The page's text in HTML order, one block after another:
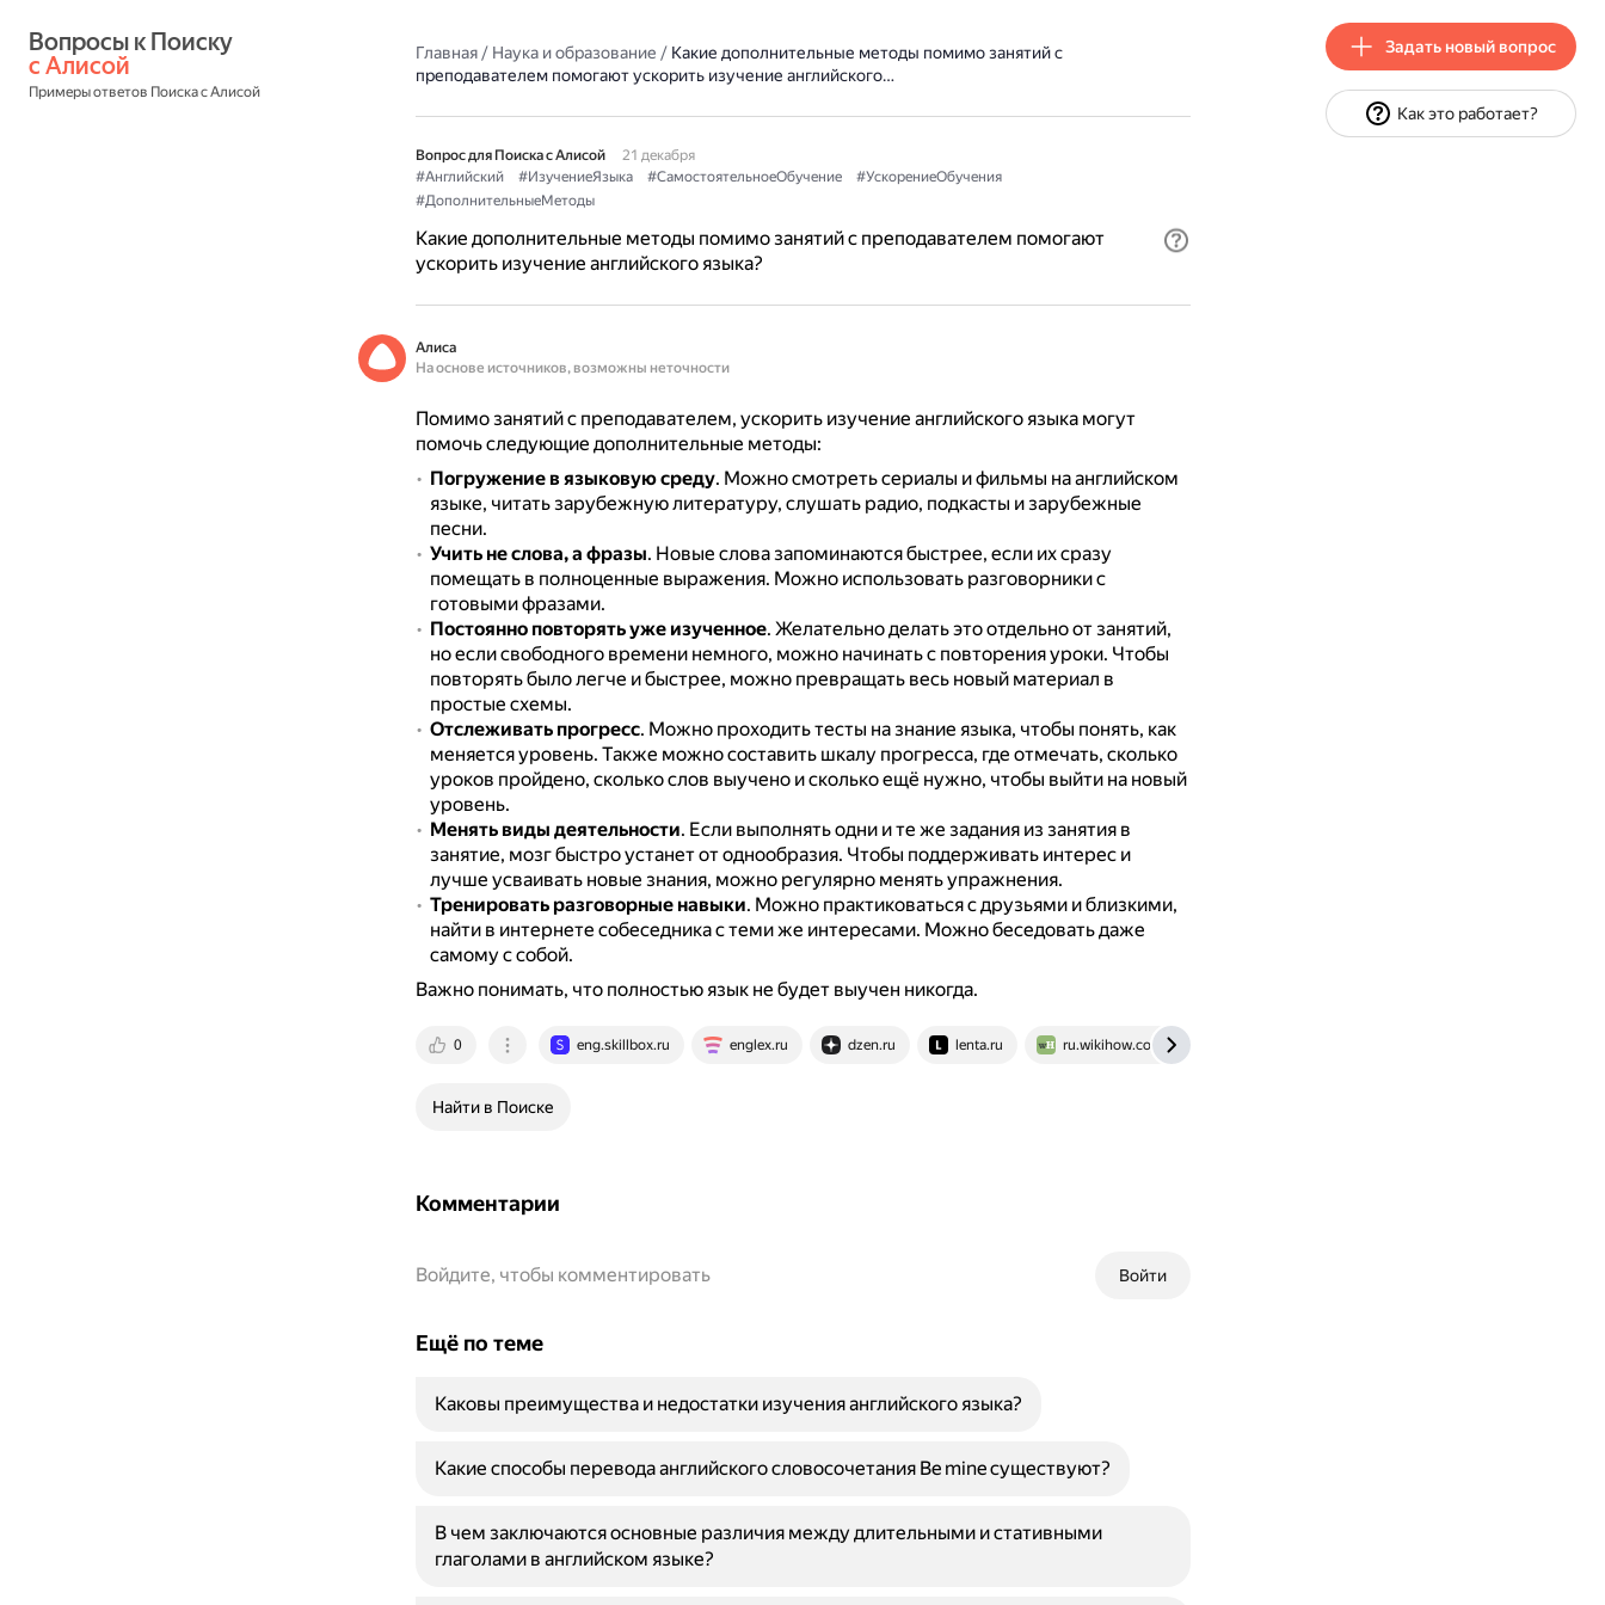
с Алисой
Примеры ответов Поиска с Алисой
Главная/ Наука и образование / Какие дополнительные методы помимо занятий с
преподавателем помогают ускорить изучение английского…
Вопрос для Поиска с Алисой
21 декабря
#Английский
#ИзучениеЯзыка #СамостоятельноеОбучение
#УскорениеОбучения
#ДополнительныеМетоды
Какие дополнительные методы помимо занятий с преподавателем помогают
ускорить изучение английского языка?
Алиса
На основе источников, возможны неточности
Помимо занятий с преподавателем, ускорить изучение английского языка могут
помочь следующие дополнительные методы:
Погружение в языковую среду. Можно смотреть сериалы и фильмы на английском
языке, читать зарубежную литературу, слушать радио, подкасты и зарубежные
песни.
Учить не слова, а фразы. Новые слова запоминаются быстрее, если их сразу
помещать в полноценные выражения. Можно использовать разговорники с
готовыми фразами.
Постоянно повторять уже изученное. Желательно делать это отдельно от занятий,
но если свободного времени немного, можно начинать с повторения уроки. Чтобы
повторять было легче и быстрее, можно превращать весь новый материал в
простые схемы.
Отслеживать прогресс. Можно проходить тесты на знание языка, чтобы понять, как
меняется уровень. Также можно составить шкалу прогресса, где отмечать, сколько
уроков пройдено, сколько слов выучено и сколько ещё нужно, чтобы выйти на новый
уровень.
Менять виды деятельности. Если выполнять одни и те же задания из занятия в
занятие, мозг быстро устанет от однообразия. Чтобы поддерживать интерес и
лучше усваивать новые знания, можно регулярно менять упражнения.
Тренировать разговорные навыки. Можно практиковаться с друзьями и близкими,
найти в интернете собеседника с теми же интересами. Можно беседовать даже
самому с собой.
Важно понимать, что полностью язык не будет выучен никогда.
0 eng.skillbox.ru englex.ru dzen.ru lenta.ru ru.wikihow.com
Найти в Поиске
Комментарии
Войти
Войдите, чтобы комментировать
Ещё по теме
Каковы преимущества и недостатки изучения английского языка?
Какие способы перевода английского словосочетания Be mine существуют?
В чем заключаются основные различия между длительными и стативными
глаголами в английском языке?
Задать новый вопрос
Как это работает?